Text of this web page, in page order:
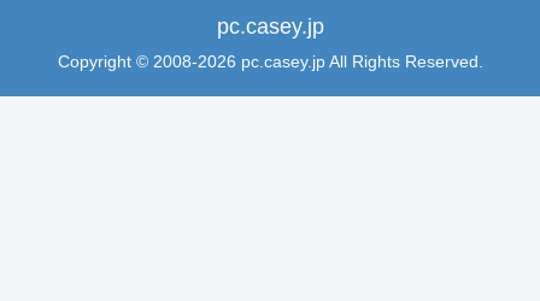
pc.casey.jp
Copyright © 2008-2026 pc.casey.jp All Rights Reserved.